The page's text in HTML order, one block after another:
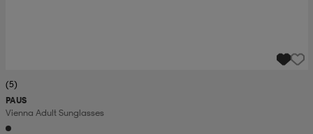
(5)
PAUS
Vienna Adult Sunglasses